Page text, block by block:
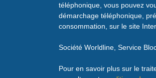
téléphonique, vous pouvez
démarchage téléphonique,
consommation, sur le site
Société Worldline, Service
Pour en savoir plus sur le